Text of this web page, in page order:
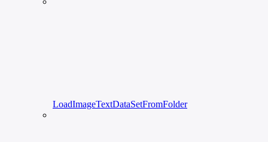
LoadImageTextDataSetFromFolder